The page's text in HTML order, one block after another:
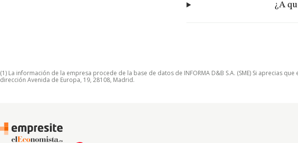
¿A
(1) La información de la empresa procede de la base de datos de INFORMA D&B S.A. (SME) Si aprecias
dirección Avenida de Europa, 19, 28108, Madrid.